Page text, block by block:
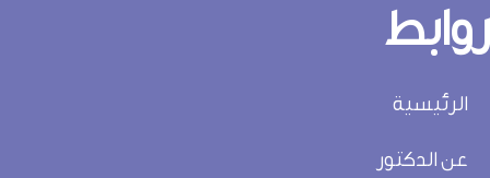
الرئيسية
عن الدكتور